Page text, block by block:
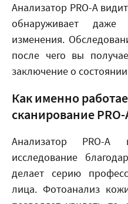
Анализатор PRO-A
обнаруживает даже
изменения.
после чего вы
заключение о
Как именно
сканирование PRO-
Анализатор PRO-A
исследование
делает серию
лица. Фотоанализ